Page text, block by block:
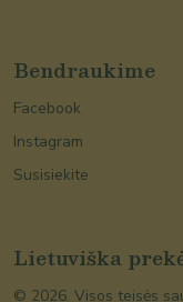
Lietuviška
© 2026. Visos teisės
Bendraukime
Facebook
Instagram
Susisiekite